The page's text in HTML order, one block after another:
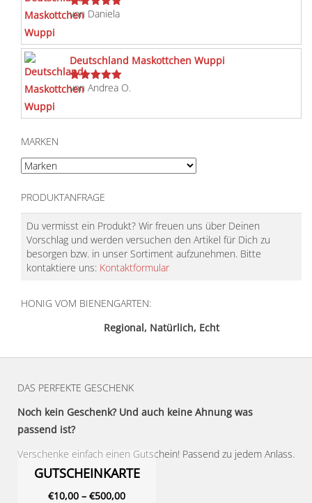
Bewertet
von Daniela
Deutschland Maskottchen Wuppi
Bewertet
von Andrea O.
MARKEN
PRODUKTANFRAGE
Du vermisst ein Produkt? Wir freuen uns über Deinen
Vorschlag und werden versuchen den Artikel für Dich zu
besorgen bzw. in unser Sortiment aufzunehmen. Bitte
kontaktiere uns: Kontaktformular
HONIG VOM BIENENGARTEN:
Regional, Natürlich, Echt
DAS PERFEKTE GESCHENK
Noch kein Geschenk? Und auch keine Ahnung was
passend ist?
Verschenke einfach einen Gutschein! Passend zu jedem Anlass.
GUTSCHEINKARTE
€10,00 – €500,00